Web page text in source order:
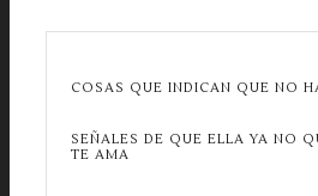
COSAS QUE INDICAN QUE NO
SEÑALES DE QUE ELLA YA NO
TE AMA